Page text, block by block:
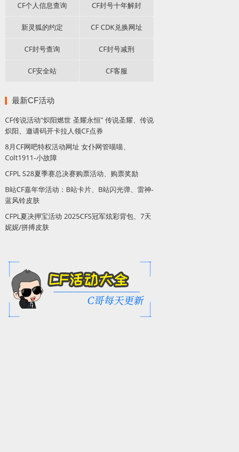
CF个人信息查询 CF封号十年解封
新灵狐的约定 CF CDK兑换网址
CF封号查询 CF封号减刑
CF安全站 CF客服
最新CF活动
CF传说活动“炽阳燃世 圣耀永恒” 传说圣耀、传说
炽阳、邀请码开卡拉人领CF点券
8月CF网吧特权活动网址 女仆网管喵喵、
Colt1911-小故障
CFPL S28夏季赛总决赛购票活动、购票奖励
B站CF嘉年华活动：B站卡片、B站闪光弹、雷神-
蓝风铃皮肤
CFPL夏决押宝活动 2025CFS冠军炫彩背包、7天
妮妮/拼搏皮肤